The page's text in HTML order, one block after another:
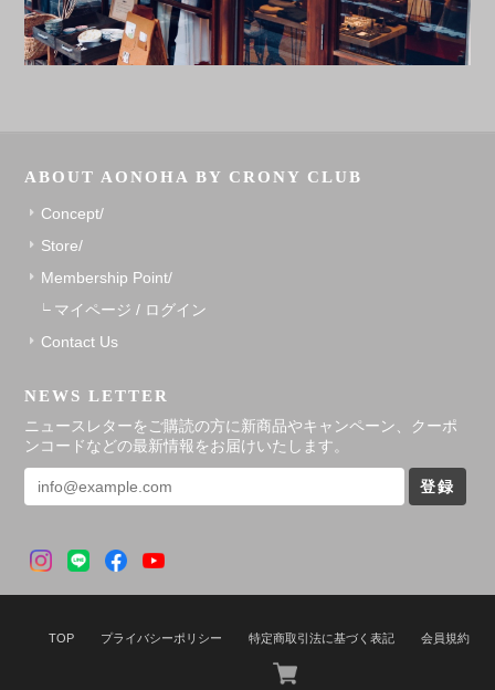
ABOUT AONOHA BY CRONY CLUB
Concept/
Store/
Membership Point/
マイページ / ログイン
Contact Us
NEWS LETTER
ニュースレターをご購読の方に新商品やキャンペーン、クーポ
ンコードなどの最新情報をお届けいたします。
登録
TOP プライバシーポリシー 特定商取引法に基づく表記 会員規約